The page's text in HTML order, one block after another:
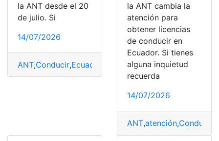
la ANT desde el 20
de julio. Si
14/07/2026
ANT,Conducir,Ecuador· Licencias,Tramitar
la ANT cambia la
atención para
obtener licencias
de conducir en
Ecuador. Si tienes
alguna inquietud
recuerda
14/07/2026
ANT,atención,Conducir